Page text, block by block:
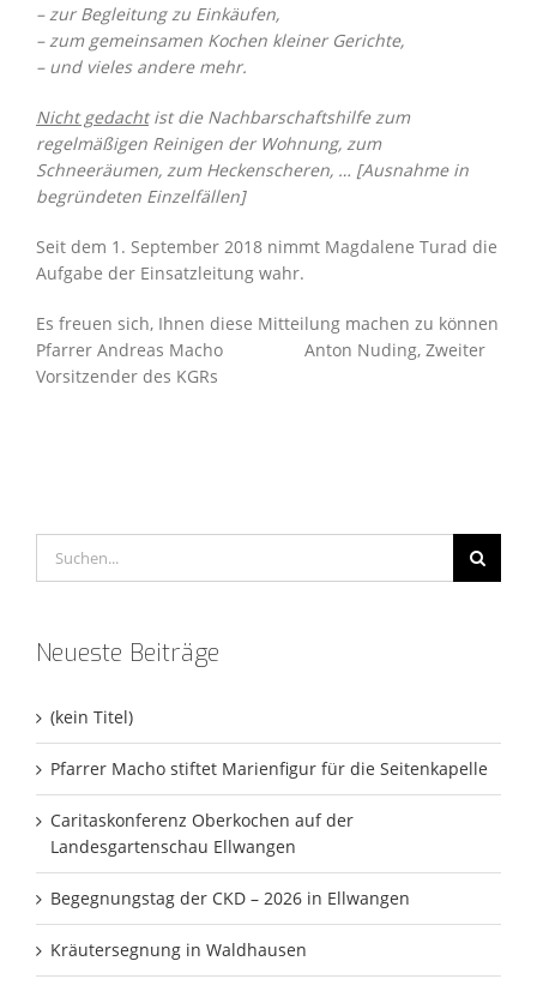
– zur Begleitung zu Einkäufen,
– zum gemeinsamen Kochen kleiner Gerichte,
– und vieles andere mehr.
Nicht gedachtist die Nachbarschaftshilfe zum
regelmäßigen Reinigen der Wohnung, zum
Schneeräumen, zum Heckenscheren, … [Ausnahme in
begründeten Einzelfällen]
Seit dem 1. September 2018 nimmt Magdalene Turad die
Aufgabe der Einsatzleitung wahr.
Es freuen sich, Ihnen diese Mitteilung machen zu können
Pfarrer Andreas Macho Anton Nuding, Zweiter
Vorsitzender des KGRs
nach:
Neueste Beiträge
(kein Titel)
Pfarrer Macho stiftet Marienfigur für die Seitenkapelle
Caritaskonferenz Oberkochen auf der
Landesgartenschau Ellwangen
Begegnungstag der CKD – 2026 in Ellwangen
Kräutersegnung in Waldhausen